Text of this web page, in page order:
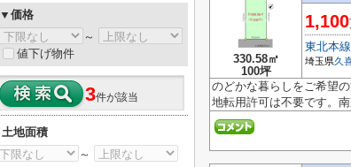
330.58㎡
100坪
1,100
東北本線
埼玉県久
のどかな暮らしをご希望
地転用許可は不要です。
▼価格
～
値下げ物件
3件が該当
土地面積
～